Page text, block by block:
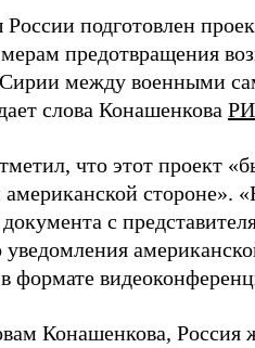
подготовлен
предотвращения
между военными
слова Конашенкова
что этот проект
американской
документа с
формате
Конашенкова,